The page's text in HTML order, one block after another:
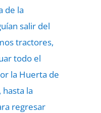
de la
salir del
tractores,
todo el
la Huerta de
hasta la
regresar